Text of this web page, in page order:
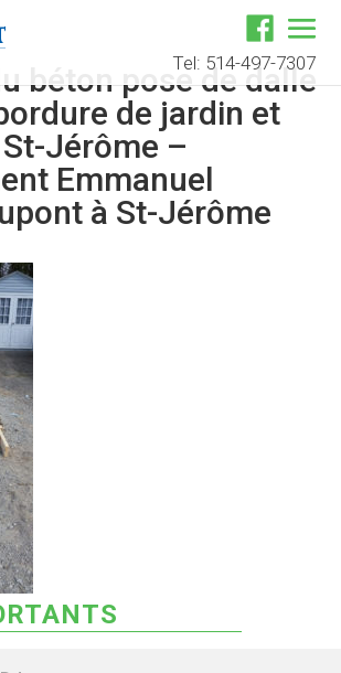
Tel: 514-497-7307
béton pose de dalle
de jardin et
Jérôme –
Emmanuel
à St-Jérôme